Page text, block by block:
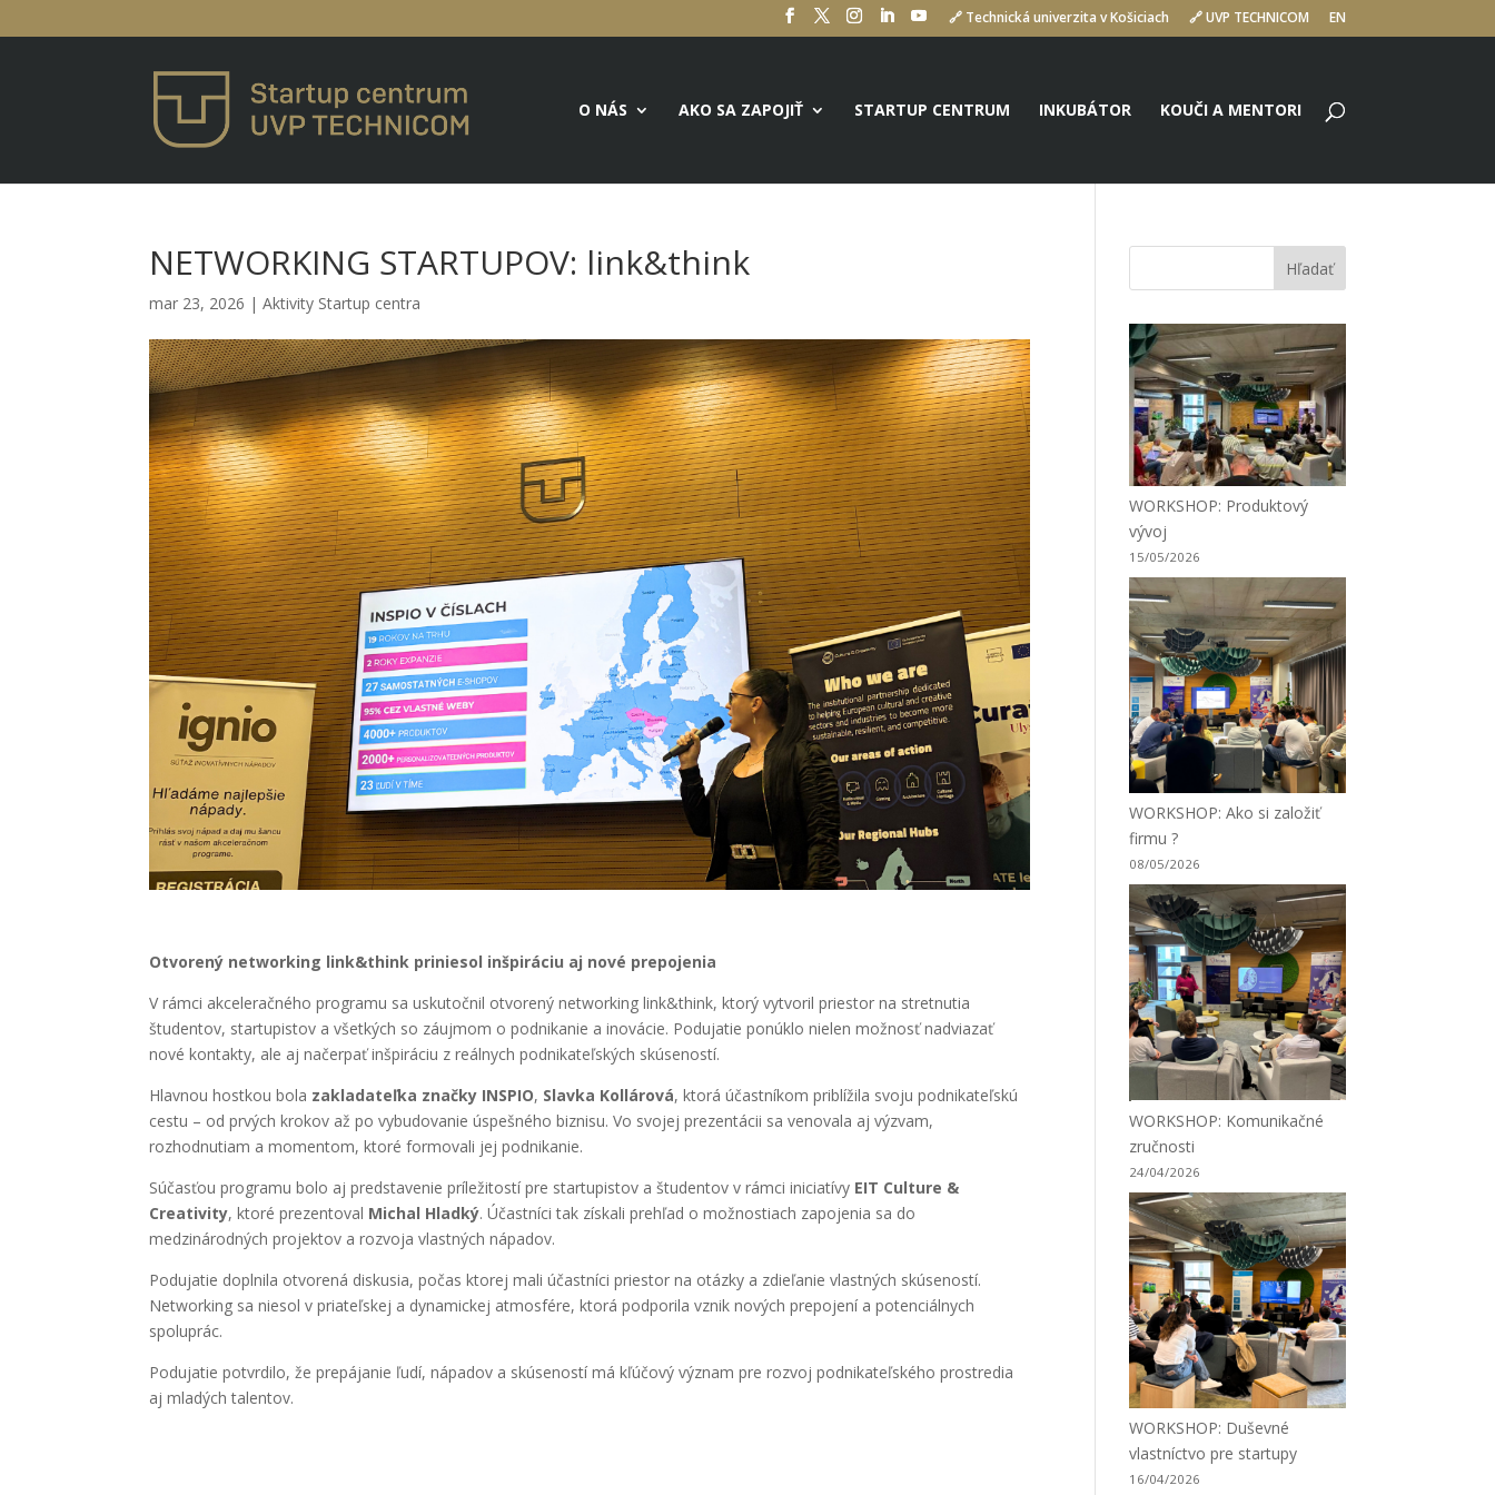
🔗 Technická univerzita v Košiciach 🔗 UVP TECHNICOM EN
O NÁS AKO SA ZAPOJIŤ STARTUP CENTRUM INKUBÁTOR KOUČI A MENTORI
NETWORKING STARTUPOV: link&think
mar 23, 2026 |Aktivity Startup centra
Otvorený networking link&think priniesol inšpiráciu aj nové prepojenia
V rámci akceleračného programu sa uskutočnil otvorený networking link&think, ktorý vytvoril priestor na stretnutia
študentov, startupistov a všetkých so záujmom o podnikanie a inovácie. Podujatie ponúklo nielen možnosť nadviazať
nové kontakty, ale aj načerpať inšpiráciu z reálnych podnikateľských skúseností.
Hlavnou hostkou bola zakladateľka značky INSPIO, Slavka Kollárová, ktorá účastníkom priblížila svoju podnikateľskú
cestu – od prvých krokov až po vybudovanie úspešného biznisu. Vo svojej prezentácii sa venovala aj výzvam,
rozhodnutiam a momentom, ktoré formovali jej podnikanie.
Súčasťou programu bolo aj predstavenie príležitostí pre startupistov a študentov v rámci iniciatívy EIT Culture &
Creativity, ktoré prezentoval Michal Hladký. Účastníci tak získali prehľad o možnostiach zapojenia sa do
medzinárodných projektov a rozvoja vlastných nápadov.
Podujatie doplnila otvorená diskusia, počas ktorej mali účastníci priestor na otázky a zdieľanie vlastných skúseností.
Networking sa niesol v priateľskej a dynamickej atmosfére, ktorá podporila vznik nových prepojení a potenciálnych
spoluprác.
Podujatie potvrdilo, že prepájanie ľudí, nápadov a skúseností má kľúčový význam pre rozvoj podnikateľského prostredia
aj mladých talentov.
Hľadať
WORKSHOP: Produktový
vývoj
15/05/2026
WORKSHOP: Ako si založiť
firmu ?
08/05/2026
WORKSHOP: Komunikačné
zručnosti
24/04/2026
WORKSHOP: Duševné
vlastníctvo pre startupy
16/04/2026